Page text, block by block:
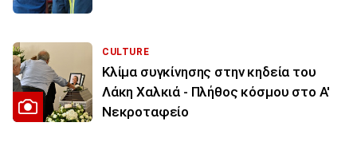
CULTURE
Κλίμα συγκίνησης στην κηδεία του
Λάκη Χαλκιά - Πλήθος κόσμου στο Α'
Νεκροταφείο